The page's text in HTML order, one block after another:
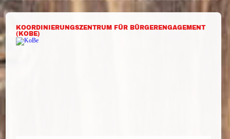
KOORDINIERUNGSZENTRUM FÜR BÜRGERENGAGEMENT
(KOBE)